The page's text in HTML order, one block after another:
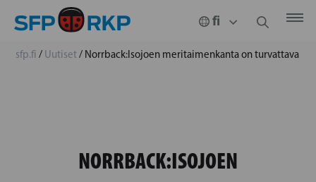
sfp.fi / Uutiset/ Norrback:Isojoen meritaimenkanta on turvattava
NORRBACK:ISOJOEN